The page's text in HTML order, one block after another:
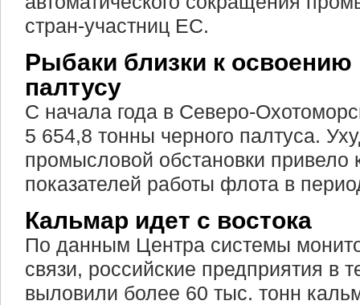
стран-участниц ЕС.
Рыбаки близки к освоению
палтусу
С начала года в Северо-
5 654,8 тонны черного палтуса.
промысловой обстановки привело
показателей работы флота в
Кальмар идет с востока
По данным Центра системы
связи, российские предприятия в
выловили более 60 тыс. тонн